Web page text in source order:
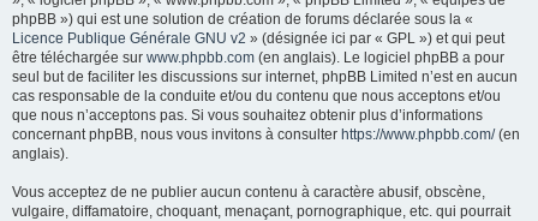
phpBB ») qui est une solution de création de forums déclarée sous la «
Licence Publique Générale GNU v2 » (désignée ici par « GPL ») et qui peut
être téléchargée sur www.phpbb.com (en anglais). Le logiciel phpBB a pour
seul but de faciliter les discussions sur internet, phpBB Limited n’est en aucun
cas responsable de la conduite et/ou du contenu que nous acceptons et/ou
que nous n’acceptons pas. Si vous souhaitez obtenir plus d’informations
concernant phpBB, nous vous invitons à consulter https://www.phpbb.com/(en
anglais).
Vous acceptez de ne publier aucun contenu à caractère abusif, obscène,
vulgaire, diffamatoire, choquant, menaçant, pornographique, etc. qui pourrait